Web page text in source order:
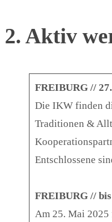
2. Aktiv
FREIBURG //
Die IKW finden
Traditionen &
Entschlossene
FREIBURG //
Am 25. Mai